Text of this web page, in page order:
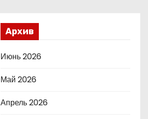
Архив
Июнь 2026
Май 2026
Апрель 2026